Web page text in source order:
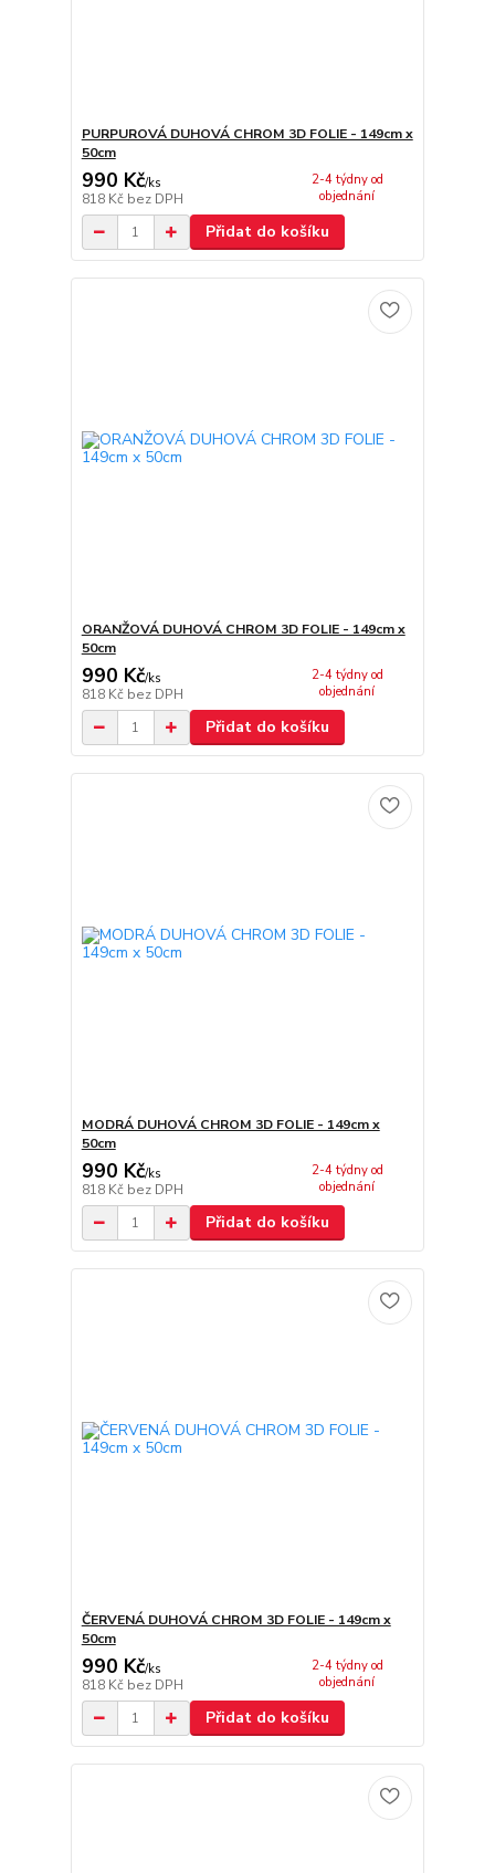
PURPUROVÁ DUHOVÁ CHROM 3D FOLIE - 149cm x
50cm
990 Kč/ks
818 Kč bez DPH
2-4 týdny od
objednání
Přidat do košíku
ORANŽOVÁ DUHOVÁ CHROM 3D FOLIE - 149cm x
50cm
990 Kč/ks
818 Kč bez DPH
2-4 týdny od
objednání
Přidat do košíku
MODRÁ DUHOVÁ CHROM 3D FOLIE - 149cm x
50cm
990 Kč/ks
818 Kč bez DPH
2-4 týdny od
objednání
Přidat do košíku
ČERVENÁ DUHOVÁ CHROM 3D FOLIE - 149cm x
50cm
990 Kč/ks
818 Kč bez DPH
2-4 týdny od
objednání
Přidat do košíku